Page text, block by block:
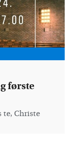
første
te, Christe